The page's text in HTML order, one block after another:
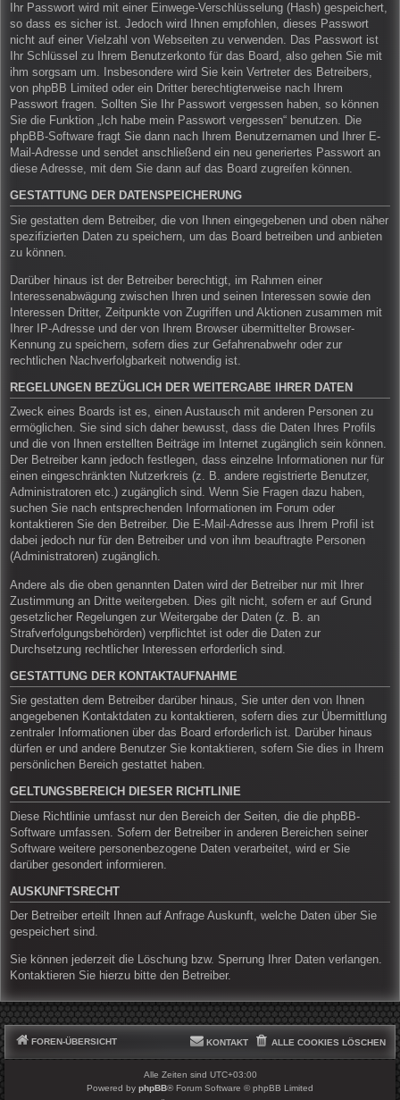
Ihr Passwort wird mit einer Einwege-Verschlüsselung (Hash) gespeichert,
so dass es sicher ist. Jedoch wird Ihnen empfohlen, dieses Passwort
nicht auf einer Vielzahl von Webseiten zu verwenden. Das Passwort ist
Ihr Schlüssel zu Ihrem Benutzerkonto für das Board, also gehen Sie mit
ihm sorgsam um. Insbesondere wird Sie kein Vertreter des Betreibers,
von phpBB Limited oder ein Dritter berechtigterweise nach Ihrem
Passwort fragen. Sollten Sie Ihr Passwort vergessen haben, so können
Sie die Funktion „Ich habe mein Passwort vergessen“ benutzen. Die
phpBB-Software fragt Sie dann nach Ihrem Benutzernamen und Ihrer E-
Mail-Adresse und sendet anschließend ein neu generiertes Passwort an
diese Adresse, mit dem Sie dann auf das Board zugreifen können.
GESTATTUNG DER DATENSPEICHERUNG
Sie gestatten dem Betreiber, die von Ihnen eingegebenen und oben näher
spezifizierten Daten zu speichern, um das Board betreiben und anbieten
zu können.
Darüber hinaus ist der Betreiber berechtigt, im Rahmen einer
Interessenabwägung zwischen Ihren und seinen Interessen sowie den
Interessen Dritter, Zeitpunkte von Zugriffen und Aktionen zusammen mit
Ihrer IP-Adresse und der von Ihrem Browser übermittelter Browser-
Kennung zu speichern, sofern dies zur Gefahrenabwehr oder zur
rechtlichen Nachverfolgbarkeit notwendig ist.
REGELUNGEN BEZÜGLICH DER WEITERGABE IHRER DATEN
Zweck eines Boards ist es, einen Austausch mit anderen Personen zu
ermöglichen. Sie sind sich daher bewusst, dass die Daten Ihres Profils
und die von Ihnen erstellten Beiträge im Internet zugänglich sein können.
Der Betreiber kann jedoch festlegen, dass einzelne Informationen nur für
einen eingeschränkten Nutzerkreis (z. B. andere registrierte Benutzer,
Administratoren etc.) zugänglich sind. Wenn Sie Fragen dazu haben,
suchen Sie nach entsprechenden Informationen im Forum oder
kontaktieren Sie den Betreiber. Die E-Mail-Adresse aus Ihrem Profil ist
dabei jedoch nur für den Betreiber und von ihm beauftragte Personen
(Administratoren) zugänglich.
Andere als die oben genannten Daten wird der Betreiber nur mit Ihrer
Zustimmung an Dritte weitergeben. Dies gilt nicht, sofern er auf Grund
gesetzlicher Regelungen zur Weitergabe der Daten (z. B. an
Strafverfolgungsbehörden) verpflichtet ist oder die Daten zur
Durchsetzung rechtlicher Interessen erforderlich sind.
GESTATTUNG DER KONTAKTAUFNAHME
Sie gestatten dem Betreiber darüber hinaus, Sie unter den von Ihnen
angegebenen Kontaktdaten zu kontaktieren, sofern dies zur Übermittlung
zentraler Informationen über das Board erforderlich ist. Darüber hinaus
dürfen er und andere Benutzer Sie kontaktieren, sofern Sie dies in Ihrem
persönlichen Bereich gestattet haben.
GELTUNGSBEREICH DIESER RICHTLINIE
Diese Richtlinie umfasst nur den Bereich der Seiten, die die phpBB-
Software umfassen. Sofern der Betreiber in anderen Bereichen seiner
Software weitere personenbezogene Daten verarbeitet, wird er Sie
darüber gesondert informieren.
AUSKUNFTSRECHT
Der Betreiber erteilt Ihnen auf Anfrage Auskunft, welche Daten über Sie
gespeichert sind.
Sie können jederzeit die Löschung bzw. Sperrung Ihrer Daten verlangen.
Kontaktieren Sie hierzu bitte den Betreiber.
FOREN-ÜBERSICHT ALLE COOKIES LÖSCHEN
KONTAKT
Alle Zeiten sind UTC+03:00
Powered by phpBB® Forum Software © phpBB Limited